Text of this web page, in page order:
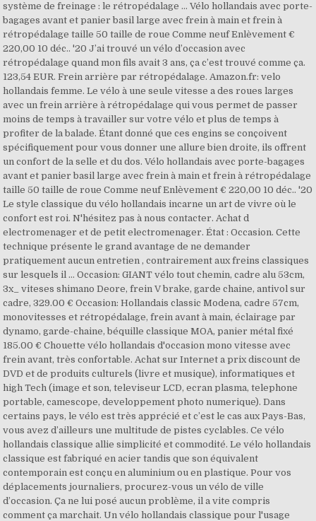
système de freinage : le rétropédalage … Vélo hollandais avec porte-
bagages avant et panier basil large avec frein à main et frein à
rétropédalage taille 50 taille de roue Comme neuf Enlèvement €
220,00 10 déc.. '20 J’ai trouvé un vélo d’occasion avec
rétropédalage quand mon fils avait 3 ans, ça c’est trouvé comme ça.
123,54 EUR. Frein arrière par rétropédalage. Amazon.fr: velo
hollandais femme. Le vélo à une seule vitesse a des roues larges
avec un frein arrière à rétropédalage qui vous permet de passer
moins de temps à travailler sur votre vélo et plus de temps à
profiter de la balade. Étant donné que ces engins se conçoivent
spécifiquement pour vous donner une allure bien droite, ils offrent
un confort de la selle et du dos. Vélo hollandais avec porte-bagages
avant et panier basil large avec frein à main et frein à rétropédalage
taille 50 taille de roue Comme neuf Enlèvement € 220,00 10 déc.. '20
Le style classique du vélo hollandais incarne un art de vivre où le
confort est roi. N'hésitez pas à nous contacter. Achat d
electromenager et de petit electromenager. État : Occasion. Cette
technique présente le grand avantage de ne demander
pratiquement aucun entretien , contrairement aux freins classiques
sur lesquels il … Occasion: GIANT vélo tout chemin, cadre alu 53cm,
3x_ viteses shimano Deore, frein V brake, garde chaine, antivol sur
cadre, 329.00 € Occasion: Hollandais classic Modena, cadre 57cm,
monovitesses et rétropédalage, frein avant à main, éclairage par
dynamo, garde-chaine, béquille classique MOA, panier métal fixé
185.00 € Chouette vélo hollandais d'occasion mono vitesse avec
frein avant, très confortable. Achat sur Internet a prix discount de
DVD et de produits culturels (livre et musique), informatiques et
high Tech (image et son, televiseur LCD, ecran plasma, telephone
portable, camescope, developpement photo numerique). Dans
certains pays, le vélo est très apprécié et c’est le cas aux Pays-Bas,
vous avez d’ailleurs une multitude de pistes cyclables. Ce vélo
hollandais classique allie simplicité et commodité. Le vélo hollandais
classique est fabriqué en acier tandis que son équivalent
contemporain est conçu en aluminium ou en plastique. Pour vos
déplacements journaliers, procurez-vous un vélo de ville
d’occasion. Ça ne lui posé aucun problème, il a vite compris
comment ça marchait. Un vélo hollandais classique pour l'usage